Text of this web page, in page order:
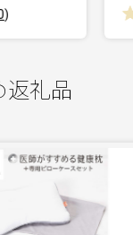
返礼品